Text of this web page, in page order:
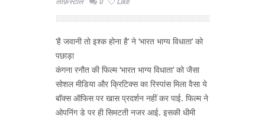
‘है जवानी तो इश्क होना है’ ने ‘भारत भाग्य विधाता’ को
पछाड़ा
कंगना रनौत की फिल्म ‘भारत भाग्य विधाता’ को जैसा
सोशल मीडिया और क्रिटिक्स का रिस्पांस मिला वैसा ये
बॉक्स ऑफिस पर खास प्रदर्शन नहीं कर पाई. फिल्म ने
ओपनिंग डे पर ही सिमटती नजर आई. इसकी धीमी